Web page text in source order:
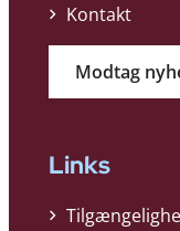
Kontakt
Modtag
Links